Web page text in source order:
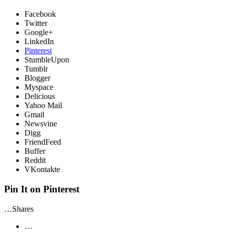
Facebook
Twitter
Google+
LinkedIn
Pinterest
StumbleUpon
Tumblr
Blogger
Myspace
Delicious
Yahoo Mail
Gmail
Newsvine
Digg
FriendFeed
Buffer
Reddit
VKontakte
Pin It on Pinterest
…Shares
…